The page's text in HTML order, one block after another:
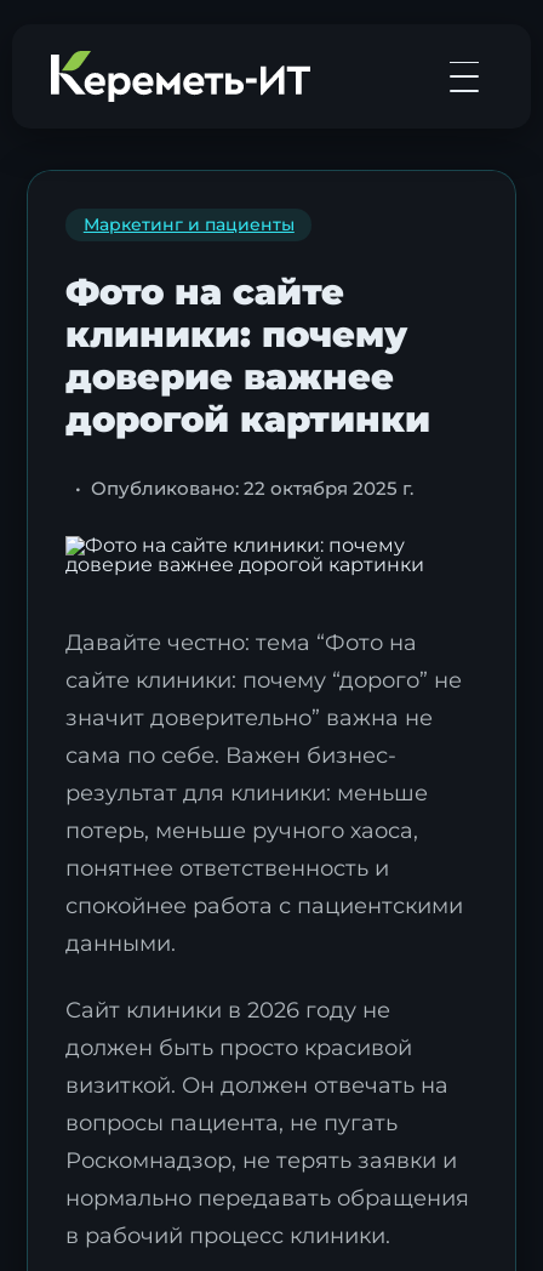
Маркетинг и пациенты
Фото на сайте
клиники: почему
доверие важнее
дорогой картинки
• Опубликовано: 22 октября 2025 г.
Давайте честно: тема “Фото на
сайте клиники: почему “дорого” не
значит доверительно” важна не
сама по себе. Важен бизнес-
результат для клиники: меньше
потерь, меньше ручного хаоса,
понятнее ответственность и
спокойнее работа с пациентскими
данными.
Сайт клиники в 2026 году не
должен быть просто красивой
визиткой. Он должен отвечать на
вопросы пациента, не пугать
Роскомнадзор, не терять заявки и
нормально передавать обращения
в рабочий процесс клиники.